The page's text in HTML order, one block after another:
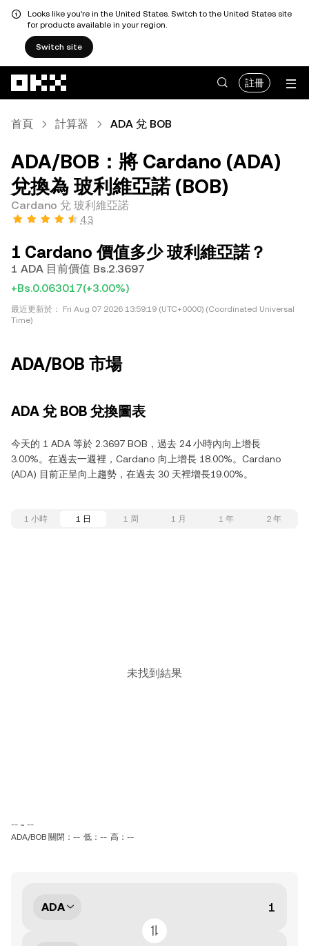
Looks like you're in the United States. Switch to the United States site
for products available in your region.
Switch site
註冊
首頁 計算器 ADA 兌 BOB
ADA/BOB：將 Cardano (ADA)
兌換為 玻利維亞諾 (BOB)
Cardano 兌 玻利維亞諾
4.3
1 Cardano 價值多少 玻利維亞諾？
1 ADA 目前價值 Bs.2.3697
+Bs.0.063017(+3.00%)
最近更新於：
Fri Aug 07 2026 13:59:19 (UTC+0000) (Coordinated Universal
Time)
ADA/BOB 市場
ADA 兌 BOB 兌換圖表
今天的 1 ADA 等於 2.3697 BOB，過去 24 小時內向上增長
3.00%。在過去一週裡，Cardano 向上增長 18.00%。Cardano
(ADA) 目前正呈向上趨勢，在過去 30 天裡增長19.00%。
1 小時 1 日 1 周 1 月 1 年 2 年
未找到結果
-- ~ --
ADA/BOB 關閉：-- 低：-- 高：--
ADA